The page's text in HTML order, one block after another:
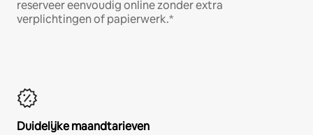
reserveer eenvoudig online zonder extra
verplichtingen of papierwerk.*
Duidelijke maandtarieven